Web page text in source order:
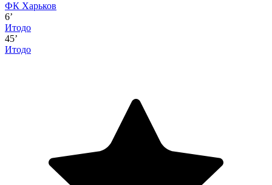
ФК Харьков
6’
Итодо
45’
Итодо